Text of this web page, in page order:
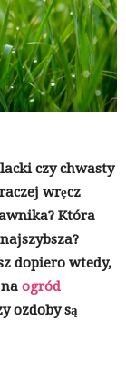
czy chwasty
wręcz
Która
dopiero wtedy,
ogród
ozdoby są